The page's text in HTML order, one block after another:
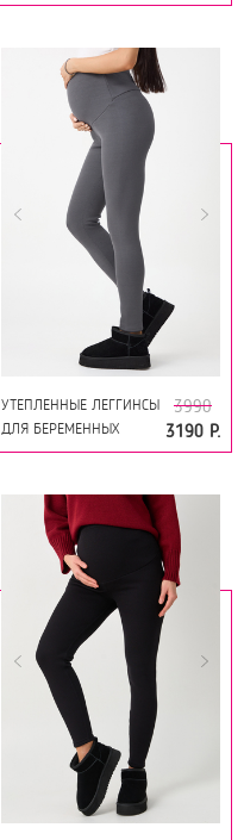
КОРМЯЩИХ 17315
УТЕПЛЕННЫЕ ЛЕГГИНСЫ
ДЛЯ БЕРЕМЕННЫХ
19249 СЕРЫЙ
3990
3190 Р.